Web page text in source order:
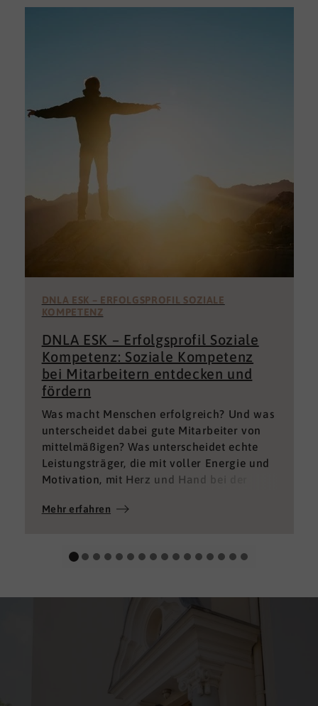
DNLA ESK – ERFOLGSPROFIL SOZIALE
KOMPETENZ
DNLA ESK – Erfolgsprofil Soziale
Kompetenz: Soziale Kompetenz
bei Mitarbeitern entdecken und
fördern
Was macht Menschen erfolgreich? Und was
unterscheidet dabei gute Mitarbeiter von
mittelmäßigen? Was unterscheidet echte
Leistungsträger, die mit voller Energie und
Motivation, mit Herz und Hand bei der
„Job“ machen und von denen, die – aus
Mehr erfahren